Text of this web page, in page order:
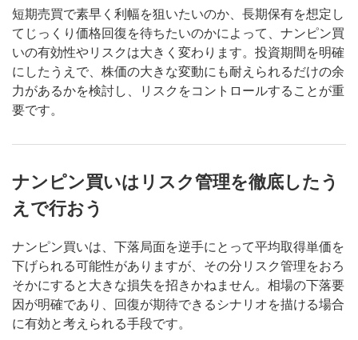
短期売買で素早く利幅を狙いたいのか、長期保有を想定し
てじっくり価格回復を待ちたいのかによって、ナンピン買
いの有効性やリスクは大きく変わります。投資期間を明確
にしたうえで、株価の大きな変動にも耐えられるだけの余
力があるかを検討し、リスクをコントロールすることが重
要です。
ナンピン買いはリスク管理を徹底したう
えで行おう
ナンピン買いは、下落局面を逆手にとって平均取得単価を
下げられる可能性がありますが、その分リスク管理をおろ
そかにすると大きな損失を招きかねません。相場の下落要
因が明確であり、回復が期待できるシナリオを描ける場合
に有効と考えられる手段です。